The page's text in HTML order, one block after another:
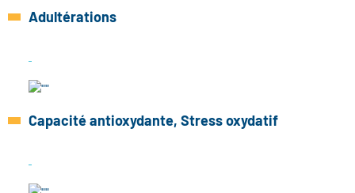
Adultérations
Capacité antioxydante, Stress oxydatif